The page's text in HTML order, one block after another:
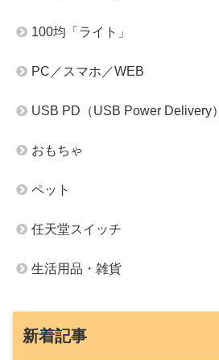
100均「ライト」
PC／スマホ／WEB
USB PD（USB Power Delivery）
おもちゃ
ペット
任天堂スイッチ
生活用品・雑貨
新着記事